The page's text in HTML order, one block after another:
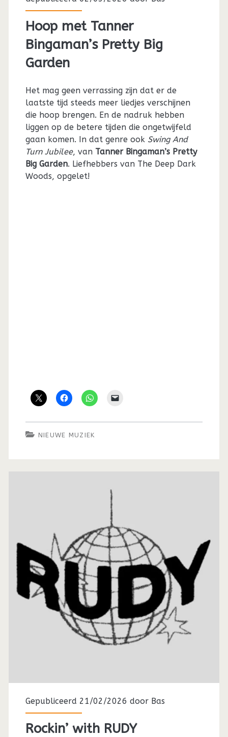
Hoop met Tanner
Bingaman’s Pretty Big
Garden
Het mag geen verrassing zijn dat er de
laatste tijd steeds meer liedjes verschijnen
die hoop brengen. En de nadruk hebben
liggen op de betere tijden die ongetwijfeld
gaan komen. In dat genre ook Swing And
Turn Jubilee, van Tanner Bingaman’s Pretty
Big Garden. Liefhebbers van The Deep Dark
Woods, opgelet!
NIEUWE MUZIEK
Gepubliceerd 21/02/2026 door Bas
Rockin’ with RUDY